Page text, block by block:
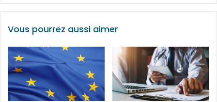
Vous pourrez aussi aimer